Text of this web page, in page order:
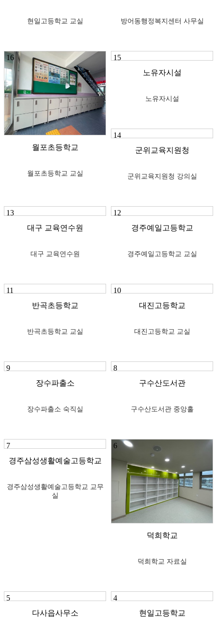
현일고등학교 교실 방어동행정복지센터 사무실
16
월포초등학교
월포초등학교 교실
15
노유자시설
노유자시설
14
군위교육지원청
군위교육지원청 강의실
13
대구 교육연수원
대구 교육연수원
12
경주예일고등학교
경주예일고등학교 교실
11
반곡초등학교
반곡초등학교 교실
10
대진고등학교
대진고등학교 교실
9
장수파출소
장수파출소 숙직실
8
구수산도서관
구수산도서관 중앙홀
7
경주삼성생활예술고등학교
경주삼성생활예술고등학교 교무
실
6
덕희학교
덕희학교 자료실
5
다사읍사무소
4
현일고등학교